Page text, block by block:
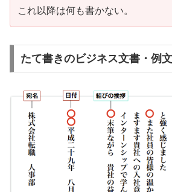
これ以降は何も書かない。
たて書きのビジネス文書・例文